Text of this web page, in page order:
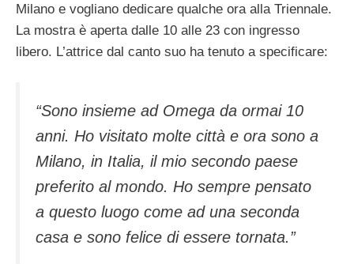
Milano e vogliano dedicare qualche ora alla Triennale.
La mostra è aperta dalle 10 alle 23 con ingresso
libero. L’attrice dal canto suo ha tenuto a specificare:
“Sono insieme ad Omega da ormai 10
anni. Ho visitato molte città e ora sono a
Milano, in Italia, il mio secondo paese
preferito al mondo. Ho sempre pensato
a questo luogo come ad una seconda
casa e sono felice di essere tornata.”